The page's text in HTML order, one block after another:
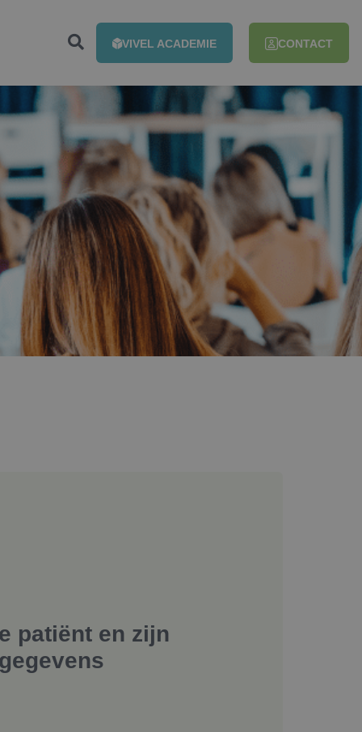
VIVEL ACADEMIE CONTACT
patiënt en zijn